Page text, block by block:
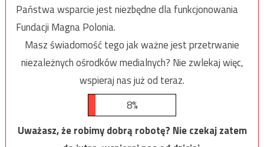
Państwa wsparcie jest niezbędne dla funkcjonowania
Fundacji Magna Polonia.
Masz świadomość tego jak ważne jest przetrwanie
niezależnych ośrodków medialnych? Nie zwlekaj więc,
wspieraj nas już od teraz.
8%
Uważasz, że robimy dobrą robotę? Nie czekaj zatem